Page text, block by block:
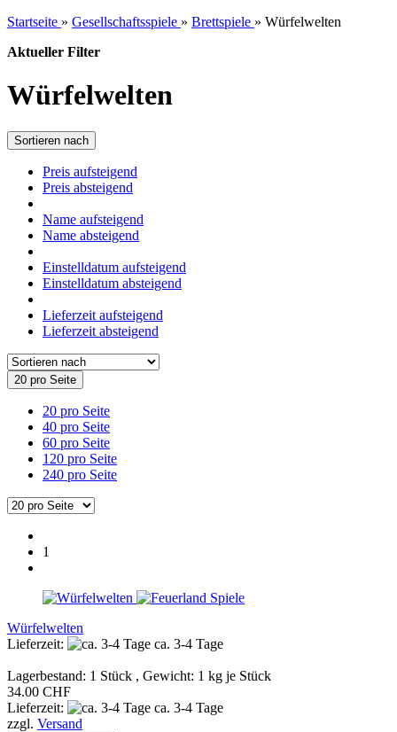
Startseite » Gesellschaftsspiele » Brettspiele » Würfelwelten
Aktueller Filter
Würfelwelten
Sortieren nach
Preis aufsteigend
Preis absteigend
Name aufsteigend
Name absteigend
Einstelldatum aufsteigend
Einstelldatum absteigend
Lieferzeit aufsteigend
Lieferzeit absteigend
20 pro Seite
20 pro Seite
40 pro Seite
60 pro Seite
120 pro Seite
240 pro Seite
1
Würfelwelten
Lieferzeit:
ca. 3-4 Tage
Lagerbestand: 1 Stück , Gewicht: 1 kg je Stück
34.00 CHF
Lieferzeit:
ca. 3-4 Tage
zzgl. Versand